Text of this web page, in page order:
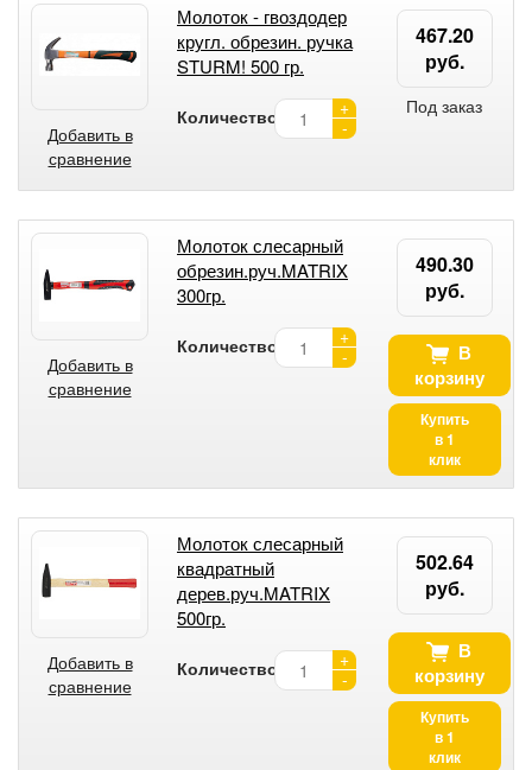
Добавить в
сравнение
Молоток - гвоздодер
кругл. обрезин. ручка
STURM! 500 гр.
Количество:
+
-
467.20
руб.
Под заказ
Добавить в
сравнение
Молоток слесарный
обрезин.руч.MATRIX
300гр.
Количество:
+
-
490.30
руб.
В
корзину
Купить
в 1
клик
Добавить в
сравнение
Молоток слесарный
квадратный
дерев.руч.MATRIX
500гр.
Количество:
+
-
502.64
руб.
В
корзину
Купить
в 1
клик